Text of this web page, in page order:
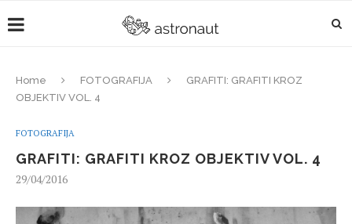
Home FOTOGRAFIJA
GRAFITI: GRAFITI KROZ
OBJEKTIV VOL. 4
FOTOGRAFIJA
GRAFITI: GRAFITI KROZ OBJEKTIV VOL. 4
29/04/2016